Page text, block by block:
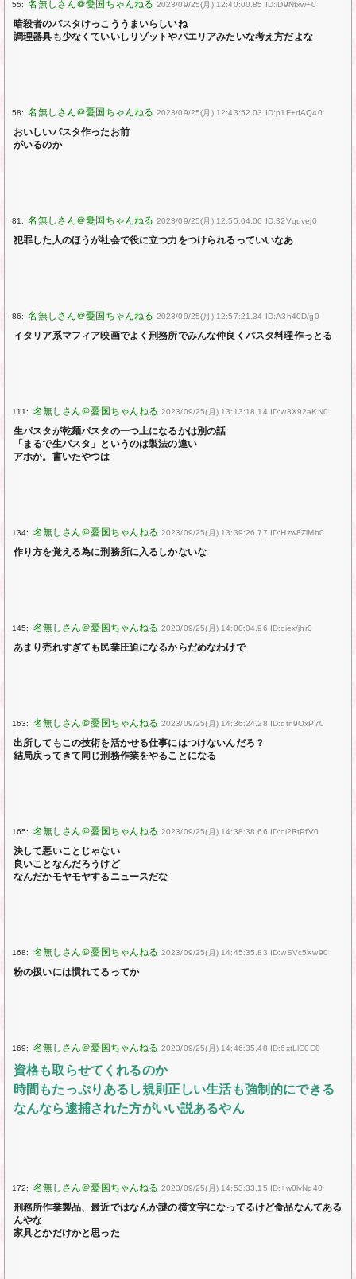
55: 2023/09/25(月) 12:40:00.85 ID:iD9Nfxw+0
暗殺者のパスタけっこううまいらしいね
調理器具も少なくていいしリゾットやパエリアみたいな考え方だよな
58: 2023/09/25(月) 12:43:52.03 ID:p1F+dAQ40
おいしいパスタ作ったお前
がいるのか
81: 2023/09/25(月) 12:55:04.06 ID:32Vquvej0
犯罪した人のほうが社会で役に立つ力をつけられるっていいなあ
86: 2023/09/25(月) 12:57:21.34 ID:A3h40D/g0
イタリア系マフィア映画でよく刑務所でみんな仲良くパスタ料理作っとる
111: 2023/09/25(月) 13:13:18.14 ID:w3X92aKN0
生パスタが乾麺パスタの一つ上になるかは別の話
「まるで生パスタ」というのは製法の違い
アホか。書いたやつは
134: 2023/09/25(月) 13:39:26.77 ID:Hzw8ZiMb0
作り方を覚える為に刑務所に入るしかないな
145: 2023/09/25(月) 14:00:04.96 ID:ciex/jhr0
あまり売れすぎても民業圧迫になるからだめなわけで
163: 2023/09/25(月) 14:36:24.28 ID:qtn9OxP70
出所してもこの技術を活かせる仕事にはつけないんだろ？
結局戻ってきて同じ刑務作業をやることになる
165: 2023/09/25(月) 14:38:38.66 ID:ci2RtPfV0
決して悪いことじゃない
良いことなんだろうけど
なんだかモヤモヤするニュースだな
168: 2023/09/25(月) 14:45:35.83 ID:wSVc5Xw90
粉の扱いには慣れてるってか
169: 2023/09/25(月) 14:46:35.48 ID:6xtLlC0C0
資格も取らせてくれるのか
時間もたっぷりあるし規則正しい生活も強制的にできる
なんなら逮捕された方がいい説あるやん
172: 2023/09/25(月) 14:53:33.15 ID:+w0lvNg40
刑務所作業製品、最近ではなんか謎の横文字になってるけど食品なんてある
んやな
家具とかだけかと思った